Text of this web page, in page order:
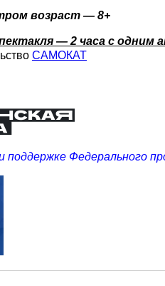
возраст — 8+
— 2 часа с одним
САМОКАТ
поддержке Федерального